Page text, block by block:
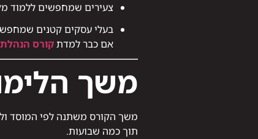
צעירים שמחפשים ללמוד
בעלי עסקים קטנים
אם כבר למדתקורס
משך
משך הקורס משתנה לפי המוסד
תוך כמה שבועות.